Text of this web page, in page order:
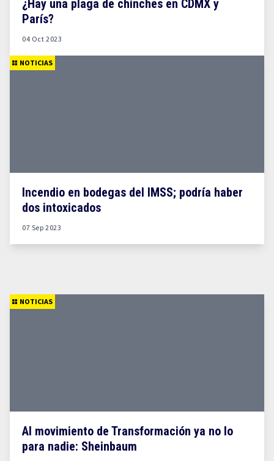
¿Hay una plaga de chinches en CDMX y
París?
04 Oct 2023
NOTICIAS
Incendio en bodegas del IMSS; podría haber
dos intoxicados
07 Sep 2023
NOTICIAS
Al movimiento de Transformación ya no lo
para nadie: Sheinbaum